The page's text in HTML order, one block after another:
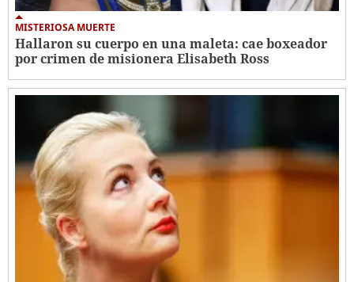
MISTERIOSA MUERTE
Hallaron su cuerpo en una maleta: cae boxeador
por crimen de misionera Elisabeth Ross